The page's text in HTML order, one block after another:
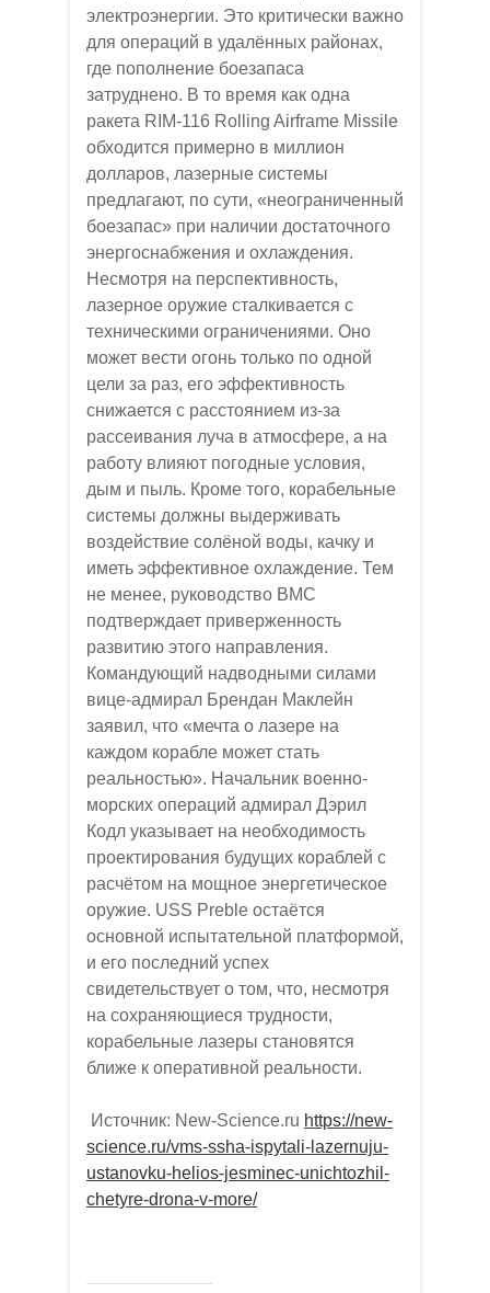
электроэнергии. Это критически важно
для операций в удалённых районах,
где пополнение боезапаса
затруднено. В то время как одна
ракета RIM-116 Rolling Airframe Missile
обходится примерно в миллион
долларов, лазерные системы
предлагают, по сути, «неограниченный
боезапас» при наличии достаточного
энергоснабжения и охлаждения.
Несмотря на перспективность,
лазерное оружие сталкивается с
техническими ограничениями. Оно
может вести огонь только по одной
цели за раз, его эффективность
снижается с расстоянием из-за
рассеивания луча в атмосфере, а на
работу влияют погодные условия,
дым и пыль. Кроме того, корабельные
системы должны выдерживать
воздействие солёной воды, качку и
иметь эффективное охлаждение. Тем
не менее, руководство ВМС
подтверждает приверженность
развитию этого направления.
Командующий надводными силами
вице-адмирал Брендан Маклейн
заявил, что «мечта о лазере на
каждом корабле может стать
реальностью». Начальник военно-
морских операций адмирал Дэрил
Кодл указывает на необходимость
проектирования будущих кораблей с
расчётом на мощное энергетическое
оружие. USS Preble остаётся
основной испытательной платформой,
и его последний успех
свидетельствует о том, что, несмотря
на сохраняющиеся трудности,
корабельные лазеры становятся
ближе к оперативной реальности.
Источник: New-Science.ru https://new-
science.ru/vms-ssha-ispytali-lazernuju-
ustanovku-helios-jesminec-unichtozhil-
chetyre-drona-v-more/